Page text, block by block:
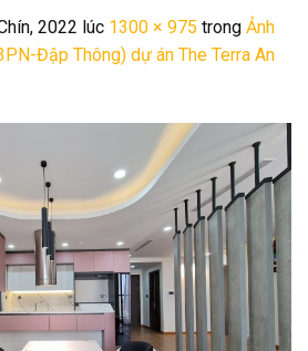
2022 lúc 1300 × 975 trong Ảnh
Đập Thông) dự án The Terra An